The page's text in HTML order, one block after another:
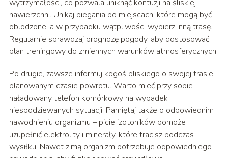
wytrzymałości, co pozwala uniknąć kontuzji na śliskiej
nawierzchni. Unikaj biegania po miejscach, które mogą być
oblodzone, a w przypadku wątpliwości wybierz inną trasę.
Regularnie sprawdzaj prognozę pogody, aby dostosować
plan treningowy do zmiennych warunków atmosferycznych.
Po drugie, zawsze informuj kogoś bliskiego o swojej trasie i
planowanym czasie powrotu. Warto mieć przy sobie
naładowany telefon komórkowy na wypadek
niespodziewanych sytuacji. Pamiętaj także o odpowiednim
nawodnieniu organizmu – picie izotoników pomoże
uzupełnić elektrolity i minerały, które tracisz podczas
wysiłku. Nawet zimą organizm potrzebuje odpowiedniego